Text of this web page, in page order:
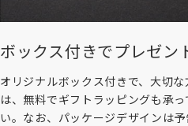
ボックス付きでプレゼン
オリジナルボックス付きで、大切
は、無料でギフトラッピングも承
い。なお、パッケージデザインは